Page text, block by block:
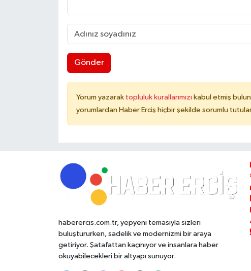
Gönder
Yorum yazarak topluluk kurallarımızı kabul etmiş
yorumlardan Haber Erciş hiçbir şekilde sorumlu
haberercis.com.tr, yepyeni temasıyla sizleri
buluştururken, sadelik ve modernizmi bir araya
getiriyor. Şatafattan kaçınıyor ve insanlara haber
okuyabilecekleri bir altyapı sunuyor.